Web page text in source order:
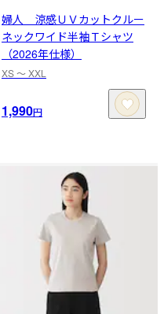
婦人 涼感ＵＶカットクルー
ネックワイド半袖Ｔシャツ
（2026年仕様）
XS 〜 XXL
1,990円